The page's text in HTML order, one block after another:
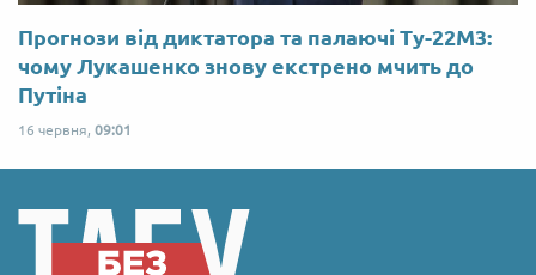
Прогнози від диктатора та палаючі Ту-22М3:
чому Лукашенко знову екстрено мчить до
Путіна
16 червня, 09:01